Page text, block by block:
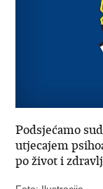
Podsjećamo
utjecajem
po život i